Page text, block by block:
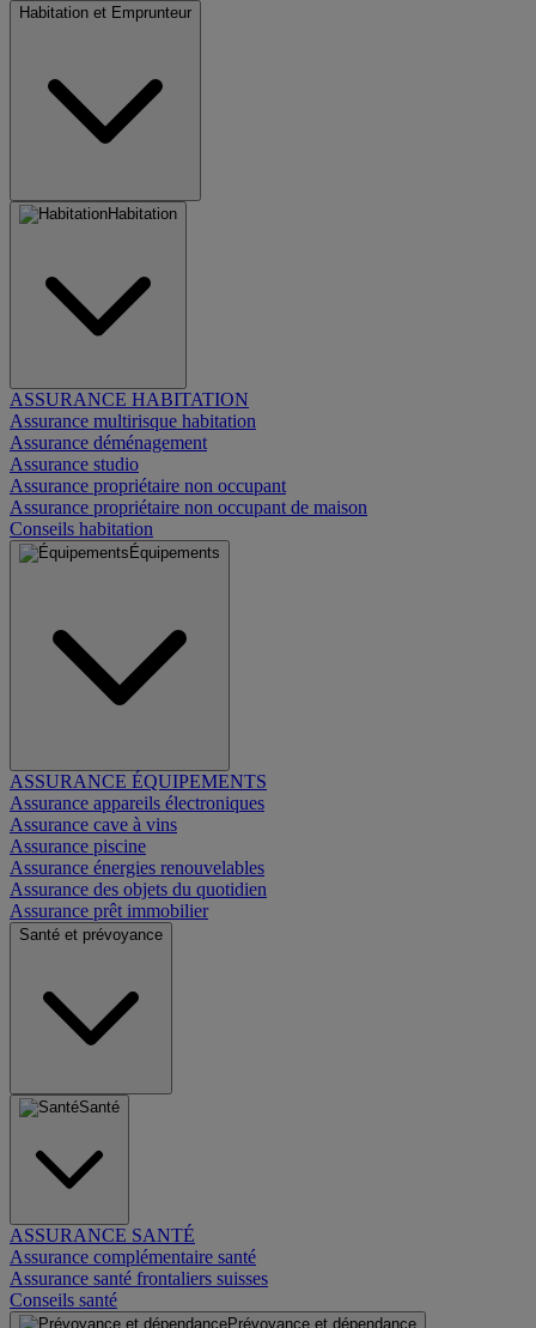
Habitation et Emprunteur
Habitation
ASSURANCE HABITATION
Assurance multirisque habitation
Assurance déménagement
Assurance studio
Assurance propriétaire non occupant
Assurance propriétaire non occupant de maison
Conseils habitation
Équipements
ASSURANCE ÉQUIPEMENTS
Assurance appareils électroniques
Assurance cave à vins
Assurance piscine
Assurance énergies renouvelables
Assurance des objets du quotidien
Assurance prêt immobilier
Santé et prévoyance
Santé
ASSURANCE SANTÉ
Assurance complémentaire santé
Assurance santé frontaliers suisses
Conseils santé
Prévoyance et dépendance